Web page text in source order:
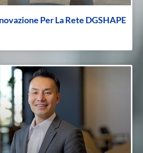
Per La Rete DGSHAPE